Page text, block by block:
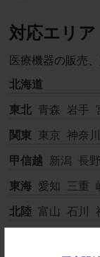
対応エリア
医療機器の販売
北海道
東北 青森 岩手
関東 東京 神奈川
甲信越 新潟 長野
東海 愛知 三重
北陸 富山 石川